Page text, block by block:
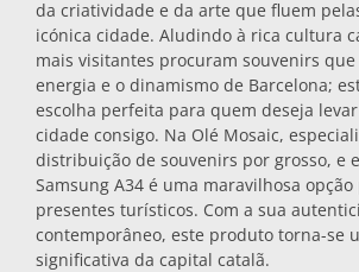
Copos
Copos de shot
da criatividade e da arte que fluem
icónica cidade. Aludindo à rica cultura
mais visitantes procuram souvenirs
energia e o dinamismo de Barcelona;
escolha perfeita para quem deseja
cidade consigo. Na Olé Mosaic,
distribuição de souvenirs por grosso, e
Samsung A34 é uma maravilhosa
presentes turísticos. Com a sua
contemporâneo, este produto torna-se
significativa da capital catalã.